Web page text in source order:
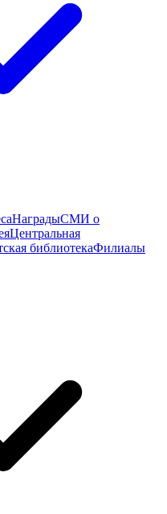
НаградыСМИ о
Центральная
библиотекаФилиалы